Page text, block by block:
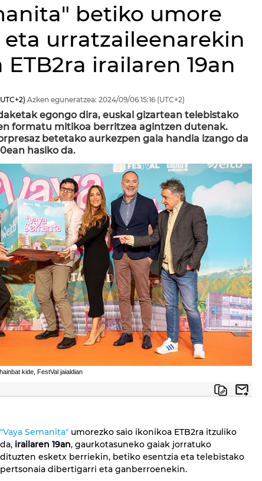
betiko umore
urratzaileenarekin
irailaren 19an
Azken eguneratzea: 2024/09/06 15:16 (UTC+2)
egongo dira, euskal gizartean telebistako
formatu mitikoa berritzea agintzen dutenak.
betetako aurkezpen gala handia izango da
hasiko da.
kide, FestVal jaialdian
"Vaya Semanita" umorezko saio ikonikoa ETB2ra itzuliko
da, irailaren 19an, gaurkotasuneko gaiak jorratuko
dituzten esketx berriekin, betiko esentzia eta telebistako
pertsonaia dibertigarri eta ganberroenekin.